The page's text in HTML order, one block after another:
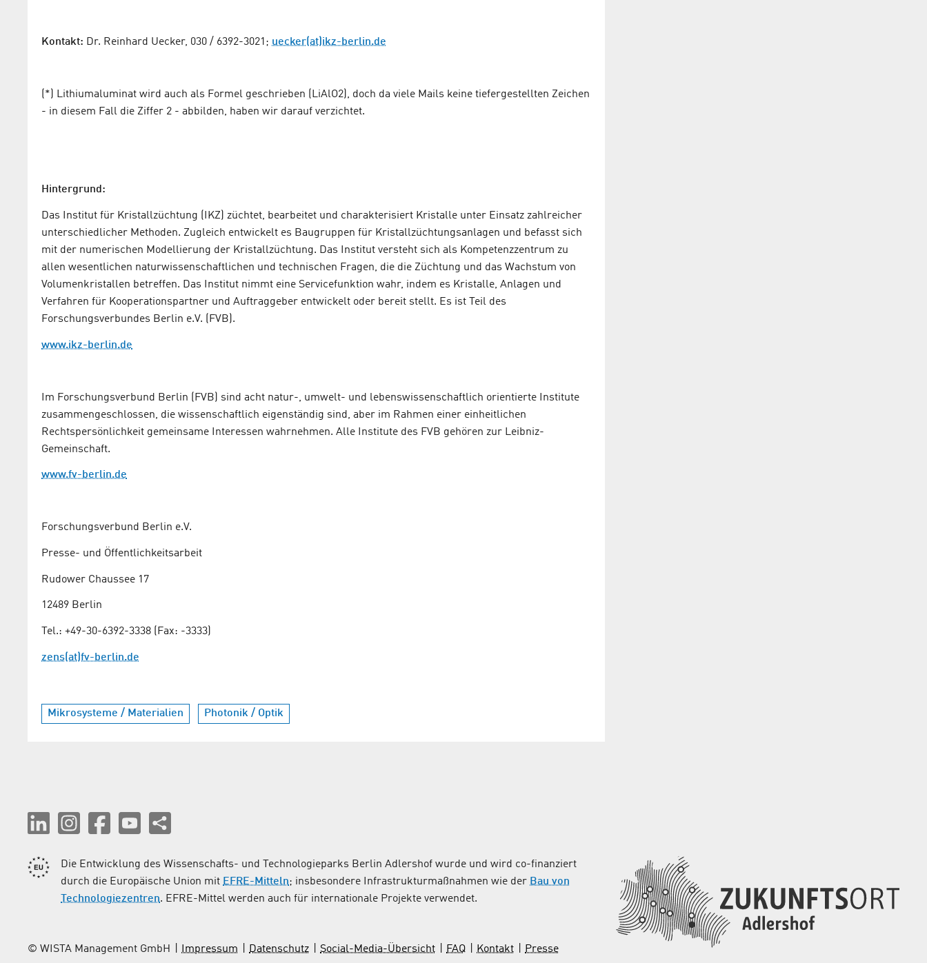
Kontakt: Dr. Reinhard Uecker, 030 / 6392-3021; uecker(at)ikz-berlin.de
(*) Lithiumaluminat wird auch als Formel geschrieben (LiAlO2), doch da viele Mails keine tiefergestellten Zeichen
- in diesem Fall die Ziffer 2 - abbilden, haben wir darauf verzichtet.
Hintergrund:
Das Institut für Kristallzüchtung (IKZ) züchtet, bearbeitet und charakterisiert Kristalle unter Einsatz zahlreicher
unterschiedlicher Methoden. Zugleich entwickelt es Baugruppen für Kristallzüchtungsanlagen und befasst sich
mit der numerischen Modellierung der Kristallzüchtung. Das Institut versteht sich als Kompetenzzentrum zu
allen wesentlichen naturwissenschaftlichen und technischen Fragen, die die Züchtung und das Wachstum von
Volumenkristallen betreffen. Das Institut nimmt eine Servicefunktion wahr, indem es Kristalle, Anlagen und
Verfahren für Kooperationspartner und Auftraggeber entwickelt oder bereit stellt. Es ist Teil des
Forschungsverbundes Berlin e.V. (FVB).
www.ikz-berlin.de
Im Forschungsverbund Berlin (FVB) sind acht natur-, umwelt- und lebenswissenschaftlich orientierte Institute
zusammengeschlossen, die wissenschaftlich eigenständig sind, aber im Rahmen einer einheitlichen
Rechtspersönlichkeit gemeinsame Interessen wahrnehmen. Alle Institute des FVB gehören zur Leibniz-
Gemeinschaft.
www.fv-berlin.de
Forschungsverbund Berlin e.V.
Presse- und Öffentlichkeitsarbeit
Rudower Chaussee 17
12489 Berlin
Tel.: +49-30-6392-3338 (Fax: -3333)
zens(at)fv-berlin.de
Mikrosysteme / Materialien Photonik / Optik
Die Entwicklung des Wissenschafts- und Technologieparks Berlin Adlershof wurde und wird co-finanziert
durch die Europäische Union mit EFRE-Mitteln; insbesondere Infrastrukturmaßnahmen wie der Bau von
Technologiezentren. EFRE-Mittel werden auch für internationale Projekte verwendet.
© WISTA Management GmbH Impressum Datenschutz Social-Media-Übersicht FAQ Kontakt Presse